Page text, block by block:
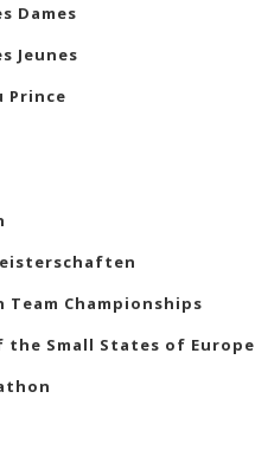
Dames
Jeunes
Prince
Team Championships
the Small States of Europe